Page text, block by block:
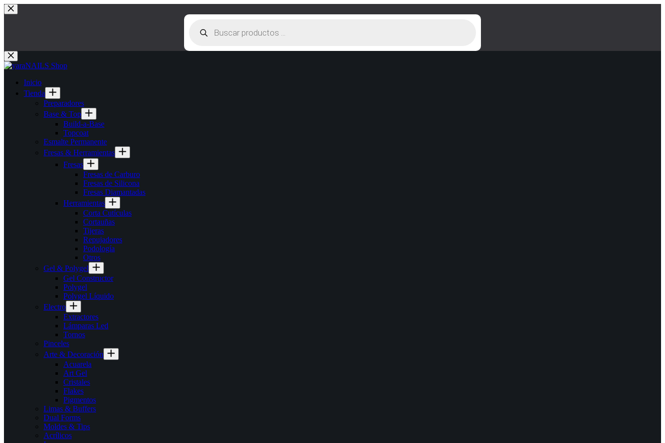
Saltar
al
productos
Inicio
Tienda
Preparadores
Base & Top
Build-a-Base
Topcoat
Esmalte Permanente
Fresas & Herramientas
Fresas
Fresas de Carburo
Fresas de Silicona
Fresas Diamantadas
Herramientas
Corta Cutículas
Cortauñas
Tijeras
Repujadores
Podología
Otros
Gel & Polygel
Gel Constructor
Polygel
Polygel Líquido
Electro
Extractores
Lámparas Led
Tornos
Pinceles
Arte & Decoración
Acuarela
Art Gel
Cristales
Flakes
Pigmentos
Limas & Buffers
Dual Forms
Moldes & Tips
Acrílicos